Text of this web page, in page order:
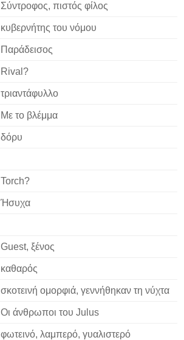
Σύντροφος, πιστός φίλος
κυβερνήτης του νόμου
Παράδεισος
Rival?
τριαντάφυλλο
Με το βλέμμα
δόρυ
Torch?
Ήσυχα
Guest, ξένος
καθαρός
σκοτεινή ομορφιά, γεννήθηκαν τη νύχτα
Οι άνθρωποι του Julus
φωτεινό, λαμπερό, γυαλιστερό